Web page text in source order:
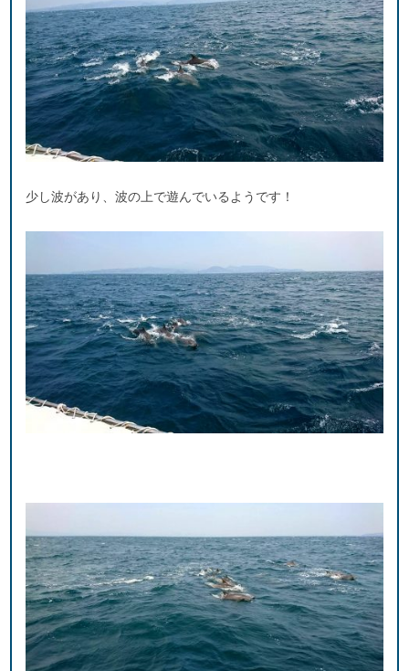
少し波があり、波の上で遊んでいるようです！